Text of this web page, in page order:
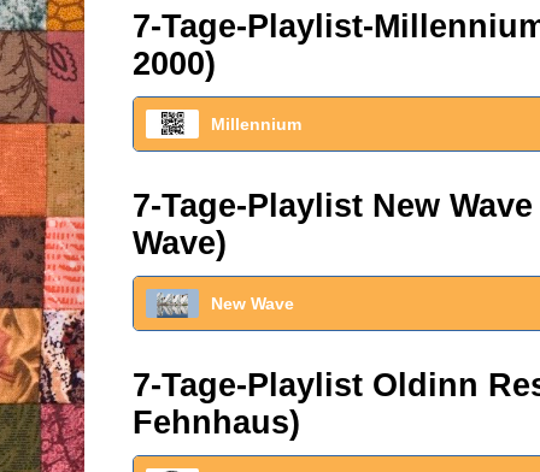
7-Tage-Playlist-
2000)
Millennium
7-Tage-Playlist New
Wave)
New Wave
7-Tage-Playlist Oldinn
Fehnhaus)